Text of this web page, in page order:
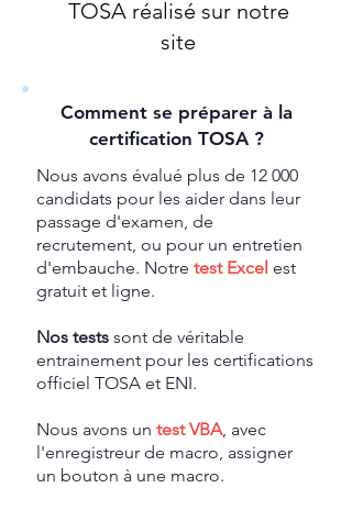
TOSA réalisé sur notre
site
Comment se préparer à la
certification TOSA ?
Nous avons évalué plus de 12 000
candidats pour les aider dans leur
passage d'examen, de
recrutement, ou pour un entretien
d'embauche. Notre test Excel est
gratuit et ligne.
Nos tests sont de véritable
entrainement pour les certifications
officiel TOSA et ENI.
Nous avons un test VBA, avec
l'enregistreur de macro, assigner
un bouton à une macro.